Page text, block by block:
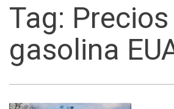
Tag: Precios
gasolina